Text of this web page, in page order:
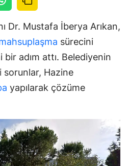
Dr. Mustafa İberya Arıkan,
sürecini
adım attı. Belediyenin
sorunlar, Hazine
yapılarak çözüme